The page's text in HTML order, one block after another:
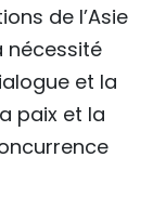
de l’Asie
nécessité
et la
paix et la